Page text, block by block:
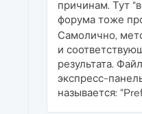
причинам. Тут
форума тоже
Самолично,
и
результата.
экспресс-
называется: